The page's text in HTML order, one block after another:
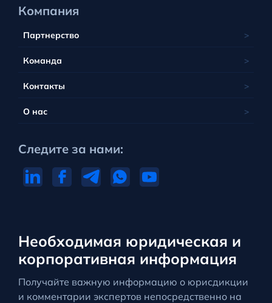
Необходимая юридическая и
корпоративная информация
Получайте важную информацию о юрисдикции
и комментарии экспертов непосредственно на
Компания
Партнерство
Команда
Контакты
О нас
Следите за нами: